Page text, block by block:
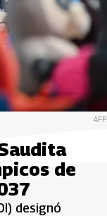
AFP.
de
designó